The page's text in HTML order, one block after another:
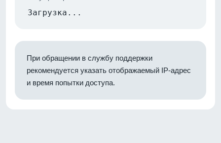
Загрузка...
При обращении в службу поддержки
рекомендуется указать отображаемый IP-адрес
и время попытки доступа.